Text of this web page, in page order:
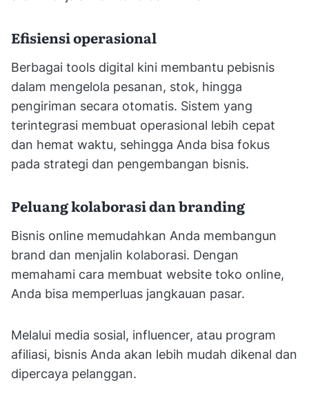
Efisiensi operasional
Berbagai tools digital kini membantu pebisnis
dalam mengelola pesanan, stok, hingga
pengiriman secara otomatis. Sistem yang
terintegrasi membuat operasional lebih cepat
dan hemat waktu, sehingga Anda bisa fokus
pada strategi dan pengembangan bisnis.
Peluang kolaborasi dan branding
Bisnis online memudahkan Anda membangun
brand dan menjalin kolaborasi. Dengan
memahami cara membuat website toko online,
Anda bisa memperluas jangkauan pasar.
Melalui media sosial, influencer, atau program
afiliasi, bisnis Anda akan lebih mudah dikenal dan
dipercaya pelanggan.